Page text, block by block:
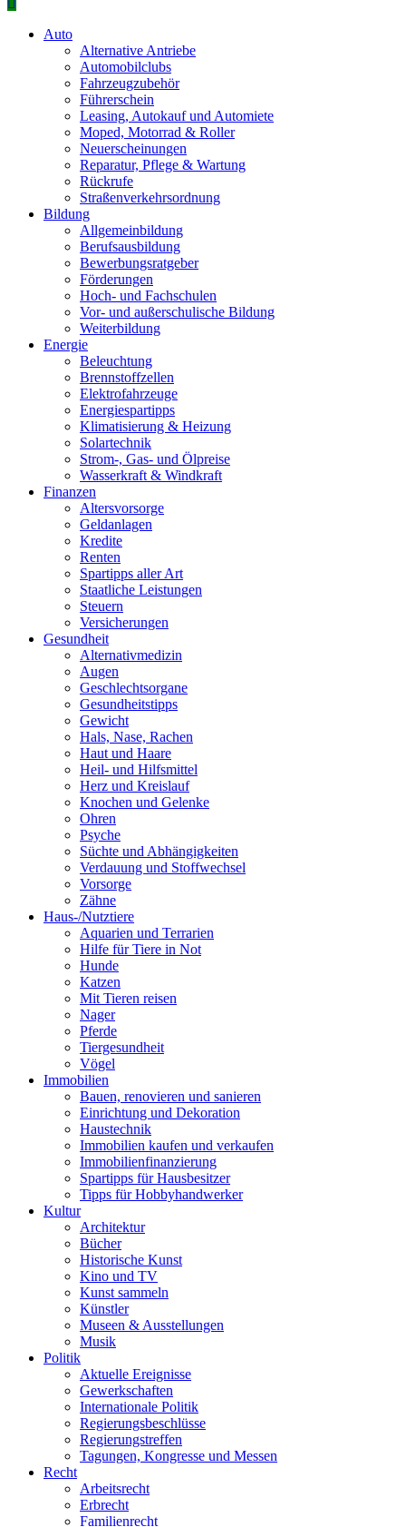
Auto
Alternative Antriebe
Automobilclubs
Fahrzeugzubehör
Führerschein
Leasing, Autokauf und Automiete
Moped, Motorrad & Roller
Neuerscheinungen
Reparatur, Pflege & Wartung
Rückrufe
Straßenverkehrsordnung
Bildung
Allgemeinbildung
Berufsausbildung
Bewerbungsratgeber
Förderungen
Hoch- und Fachschulen
Vor- und außerschulische Bildung
Weiterbildung
Energie
Beleuchtung
Brennstoffzellen
Elektrofahrzeuge
Energiespartipps
Klimatisierung & Heizung
Solartechnik
Strom-, Gas- und Ölpreise
Wasserkraft & Windkraft
Finanzen
Altersvorsorge
Geldanlagen
Kredite
Renten
Spartipps aller Art
Staatliche Leistungen
Steuern
Versicherungen
Gesundheit
Alternativmedizin
Augen
Geschlechtsorgane
Gesundheitstipps
Gewicht
Hals, Nase, Rachen
Haut und Haare
Heil- und Hilfsmittel
Herz und Kreislauf
Knochen und Gelenke
Ohren
Psyche
Süchte und Abhängigkeiten
Verdauung und Stoffwechsel
Vorsorge
Zähne
Haus-/Nutztiere
Aquarien und Terrarien
Hilfe für Tiere in Not
Hunde
Katzen
Mit Tieren reisen
Nager
Pferde
Tiergesundheit
Vögel
Immobilien
Bauen, renovieren und sanieren
Einrichtung und Dekoration
Haustechnik
Immobilien kaufen und verkaufen
Immobilienfinanzierung
Spartipps für Hausbesitzer
Tipps für Hobbyhandwerker
Kultur
Architektur
Bücher
Historische Kunst
Kino und TV
Kunst sammeln
Künstler
Museen & Ausstellungen
Musik
Politik
Aktuelle Ereignisse
Gewerkschaften
Internationale Politik
Regierungsbeschlüsse
Regierungstreffen
Tagungen, Kongresse und Messen
Recht
Arbeitsrecht
Erbrecht
Familienrecht